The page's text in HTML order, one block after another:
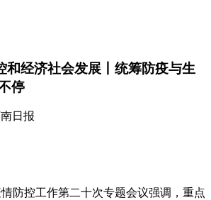
和经济社会发展丨统筹防疫与生
停
日报
控工作第二十次专题会议强调，重点